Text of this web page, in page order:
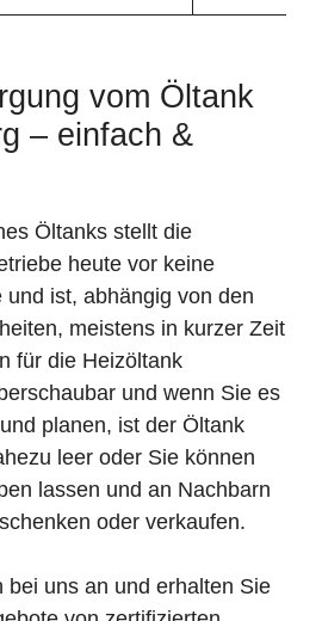
vom Öltank
– einfach &
Öltanks stellt die
heute vor keine
und ist, abhängig von den
meistens in kurzer Zeit
für die Heizöltank
und wenn Sie es
planen, ist der Öltank
leer oder Sie können
lassen und an Nachbarn
oder verkaufen.
bei uns an und erhalten Sie